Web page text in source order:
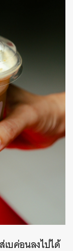
เบค่อนลงไปได้